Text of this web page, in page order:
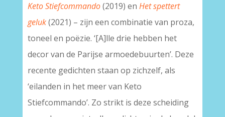
Keto Stiefcommando(2019) en Het spettert
geluk(2021) – zijn een combinatie van proza,
toneel en poëzie. ‘[A]lle drie hebben het
decor van de Parijse armoedebuurten’. Deze
recente gedichten staan op zichzelf, als
‘eilanden in het meer van Keto
Stiefcommando’. Zo strikt is deze scheiding